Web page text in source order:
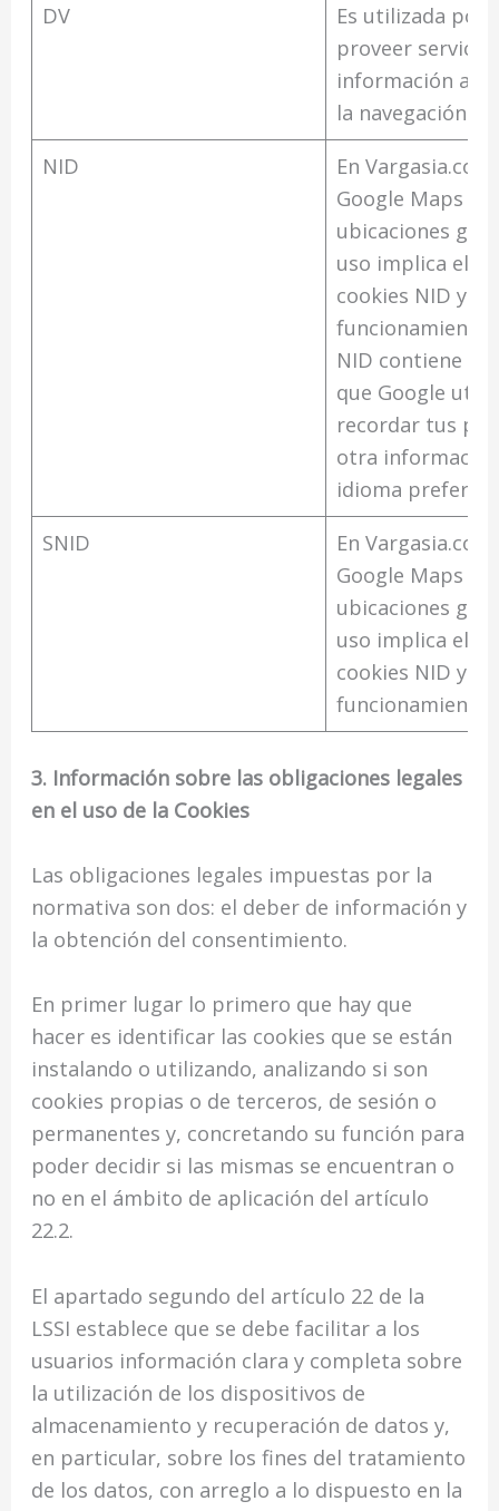
DV
Es utilizada por
proveer
información
la navegación.
NID
En
Google Maps
ubicaciones
uso implica el
cookies NID y
funcionamiento
NID contiene un
que Google
recordar tus
otra
idioma
SNID
En
Google Maps
ubicaciones
uso implica el
cookies NID y
funcionamiento
3. Información sobre las obligaciones legales
en el uso de la Cookies
Las obligaciones legales impuestas por la
normativa son dos: el deber de información y
la obtención del consentimiento.
En primer lugar lo primero que hay que
hacer es identificar las cookies que se están
instalando o utilizando, analizando si son
cookies propias o de terceros, de sesión o
permanentes y, concretando su función para
poder decidir si las mismas se encuentran o
no en el ámbito de aplicación del artículo
22.2.
El apartado segundo del artículo 22 de la
LSSI establece que se debe facilitar a los
usuarios información clara y completa sobre
la utilización de los dispositivos de
almacenamiento y recuperación de datos y,
en particular, sobre los fines del tratamiento
de los datos, con arreglo a lo dispuesto en la